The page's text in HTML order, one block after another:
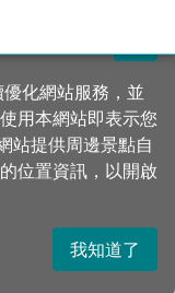
關閉
化網站服務，並
用本網站即表示您
站提供周邊景點自
位置資訊，以開啟
我知道了